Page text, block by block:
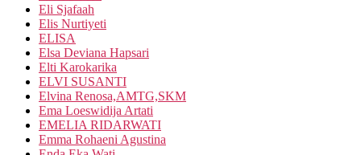
Eli Sjafaah
Elis Nurtiyeti
ELISA
Elsa Deviana Hapsari
Elti Karokarika
ELVI SUSANTI
Elvina Renosa,AMTG,SKM
Ema Loeswidija Artati
EMELIA RIDARWATI
Emma Rohaeni Agustina